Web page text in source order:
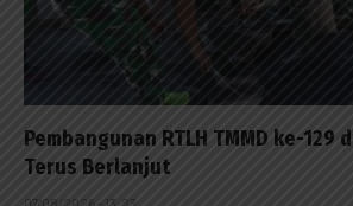
Pembangunan RTLH TMMD ke-129
Terus Berlanjut